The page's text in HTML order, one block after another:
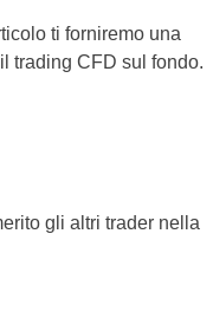
ti forniremo una
trading CFD sul fondo.
gli altri trader nella